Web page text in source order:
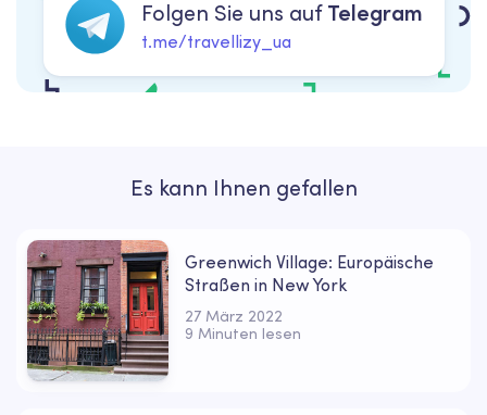
Folgen Sie uns aufTelegram
t.me/travellizy_ua
Es kann Ihnen gefallen
Greenwich Village: Europäische
Straßen in New York
27 März 2022
9 Minuten lesen